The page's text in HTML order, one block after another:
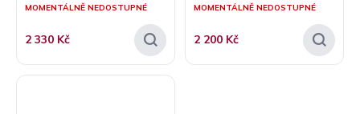
MOMENTÁLNĚ NEDOSTUPNÉ
2 330 Kč
MOMENTÁLNĚ NEDOSTUPNÉ
2 200 Kč